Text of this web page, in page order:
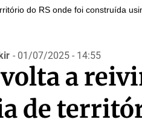
do RS onde foi construída
- 01/07/2025 - 14:55
a
de